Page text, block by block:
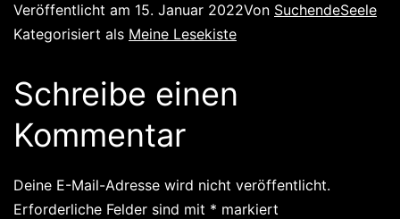
Veröffentlicht am 15. Januar 2022Von SuchendeSeele
Kategorisiert als Meine Lesekiste
Schreibe einen
Kommentar
Deine E-Mail-Adresse wird nicht veröffentlicht.
Erforderliche Felder sind mit * markiert